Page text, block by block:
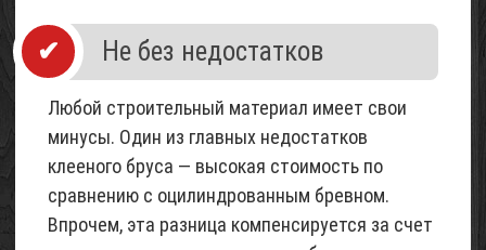
Не без недостатков
Любой строительный материал имеет свои
минусы. Один из главных недостатков
клееного бруса — высокая стоимость по
сравнению с оцилиндрованным бревном.
Впрочем, эта разница компенсируется за счет